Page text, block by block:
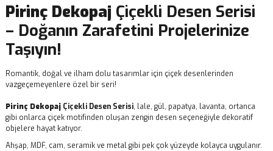
Pirinç Dekopaj Çiçekli Desen Serisi
– Doğanın Zarafetini Projelerinize
Taşıyın!
Romantik, doğal ve ilham dolu tasarımlar için çiçek desenlerinden
vazgeçemeyenlere özel bir seri!
Pirinç Dekopaj Çiçekli Desen Serisi, lale, gül, papatya, lavanta, ortanca
gibi onlarca çiçek motifinden oluşan zengin desen seçeneğiyle dekoratif
objelere hayat katıyor.
Ahşap, MDF, cam, seramik ve metal gibi pek çok yüzeyde kolayca uygulanır.